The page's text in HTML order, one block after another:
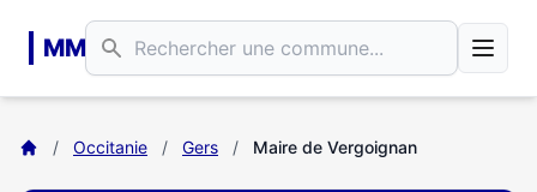
MM
/ Occitanie / Gers / Maire de Vergoignan